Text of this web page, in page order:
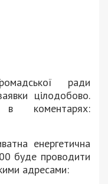
ради
цілодобово.
коментарях:
енергетична
буде проводити
адресами: